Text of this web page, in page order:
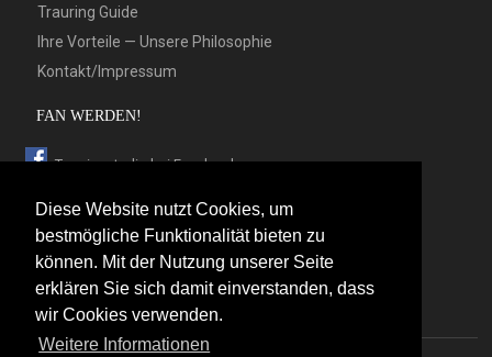
Diese Website nutzt Cookies, um
bestmögliche Funktionalität bieten zu
können. Mit der Nutzung unserer Seite
erklären Sie sich damit einverstanden, dass
wir Cookies verwenden.
Weitere Informationen
Trauring Guide
Ihre Vorteile — Unsere Philosophie
Kontakt/Impressum
FAN WERDEN!
Trauringstudio bei Facebook
Trauringstudio bei Twitter
Trauringstudio bei Pinterest
Trauringstudio bei flickr